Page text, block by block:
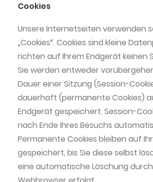
Cookies
Unsere Internetseiten verwenden
„Cookies“. Cookies sind kleine
richten auf Ihrem Endgerät keinen
Sie werden entweder
Dauer einer Sitzung (Session-
dauerhaft (permanente Cookies)
Endgerät gespeichert. Session-
nach Ende Ihres Besuchs
Permanente Cookies bleiben auf
gespeichert, bis Sie diese selbst
eine automatische Löschung